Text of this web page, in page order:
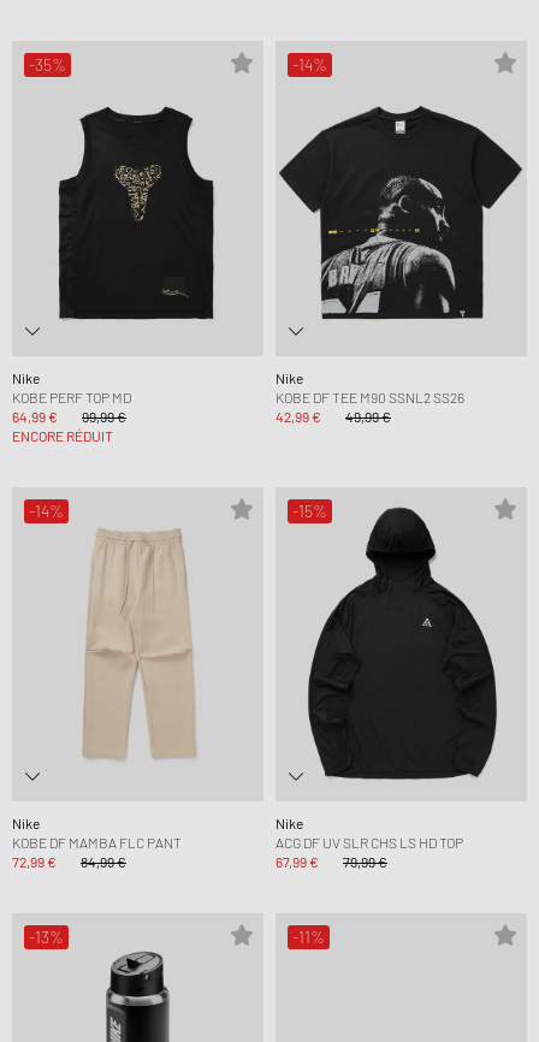
-35%
Nike
KOBE PERF TOP MD
64,99 €
99,99 €
ENCORE RÉDUIT
-14%
Nike
KOBE DF TEE M90 SSNL2 SS26
42,99 €
49,99 €
-14%
Nike
KOBE DF MAMBA FLC PANT
72,99 €
84,99 €
-15%
Nike
ACG DF UV SLR CHS LS HD TOP
67,99 €
79,99 €
-13% -11%